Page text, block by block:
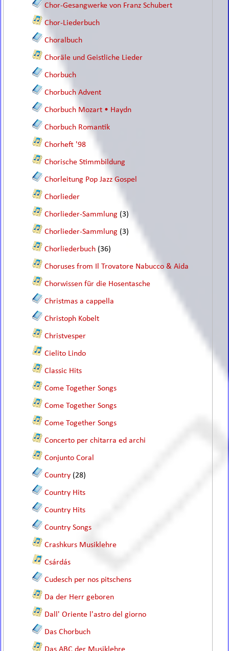
Chor-Gesangwerke von Franz Schubert
Chor-Liederbuch
Choralbuch
Choräle und Geistliche Lieder
Chorbuch
Chorbuch Advent
Chorbuch Mozart • Haydn
Chorbuch Romantik
Chorheft '98
Chorische Stimmbildung
Chorleitung Pop Jazz Gospel
Chorlieder
Chorlieder-Sammlung (3)
Chorlieder-Sammlung (3)
Chorliederbuch (36)
Choruses from Il Trovatore Nabucco & Aida
Chorwissen für die Hosentasche
Christmas a cappella
Christoph Kobelt
Christvesper
Cielito Lindo
Classic Hits
Come Together Songs
Come Together Songs
Come Together Songs
Concerto per chitarra ed archi
Conjunto Coral
Country (28)
Country Hits
Country Hits
Country Songs
Crashkurs Musiklehre
Csárdás
Cudesch per nos pitschens
Da der Herr geboren
Dall' Oriente l'astro del giorno
Das Chorbuch